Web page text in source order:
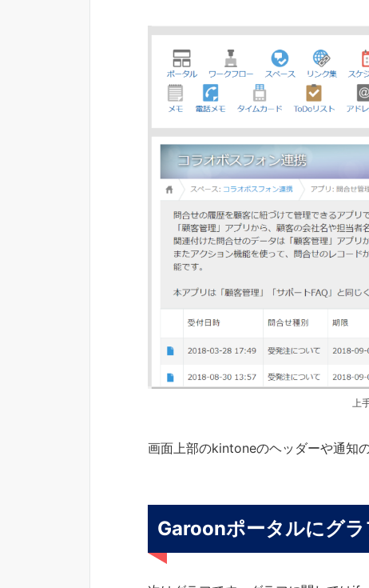
上
画面上部のkintoneのヘッダーや通知
Garoonポータルにグ